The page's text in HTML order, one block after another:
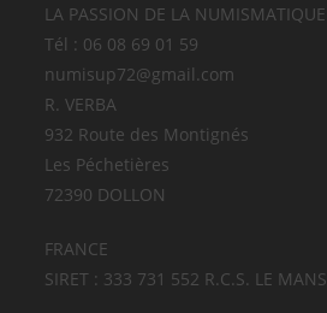
LA PASSION DE LA NUMISMATIQUE
Tél : 06 08 69 01 59
numisup72@gmail.com
R. VERBA
932 Route des Montignés
Les Péchetières
72390 DOLLON
FRANCE
SIRET : 333 731 552 R.C.S. LE MANS